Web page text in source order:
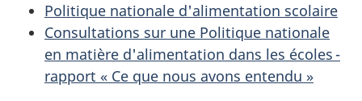
Politique nationale d'alimentation scolaire
Consultations sur une Politique nationale
en matière d'alimentation dans les écoles -
rapport « Ce que nous avons entendu »